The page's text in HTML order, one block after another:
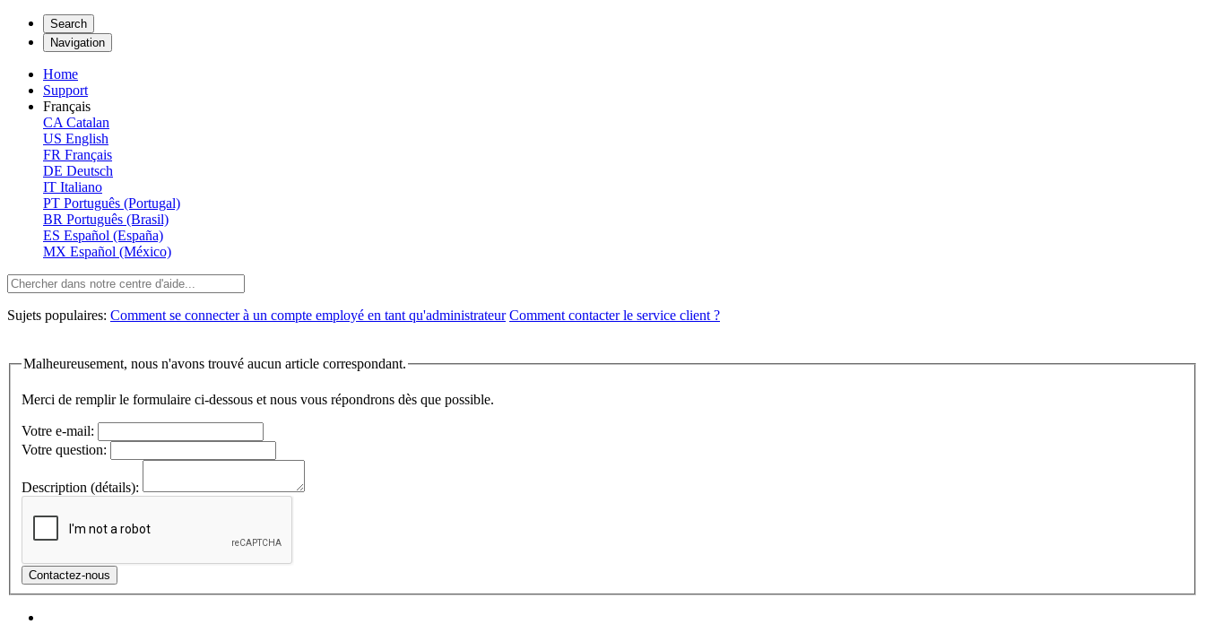
Search
Navigation
Home
Support
Français
CA Catalan
US English
FR Français
DE Deutsch
IT Italiano
PT Português (Portugal)
BR Português (Brasil)
ES Español (España)
MX Español (México)
Sujets populaires: Comment se connecter à un compte employé en tant qu'administrateur Comment contacter le service client ?
Malheureusement, nous n'avons trouvé aucun article correspondant.
Merci de remplir le formulaire ci-dessous et nous vous répondrons dès que possible.
Votre e-mail:
Votre question:
Description (détails):